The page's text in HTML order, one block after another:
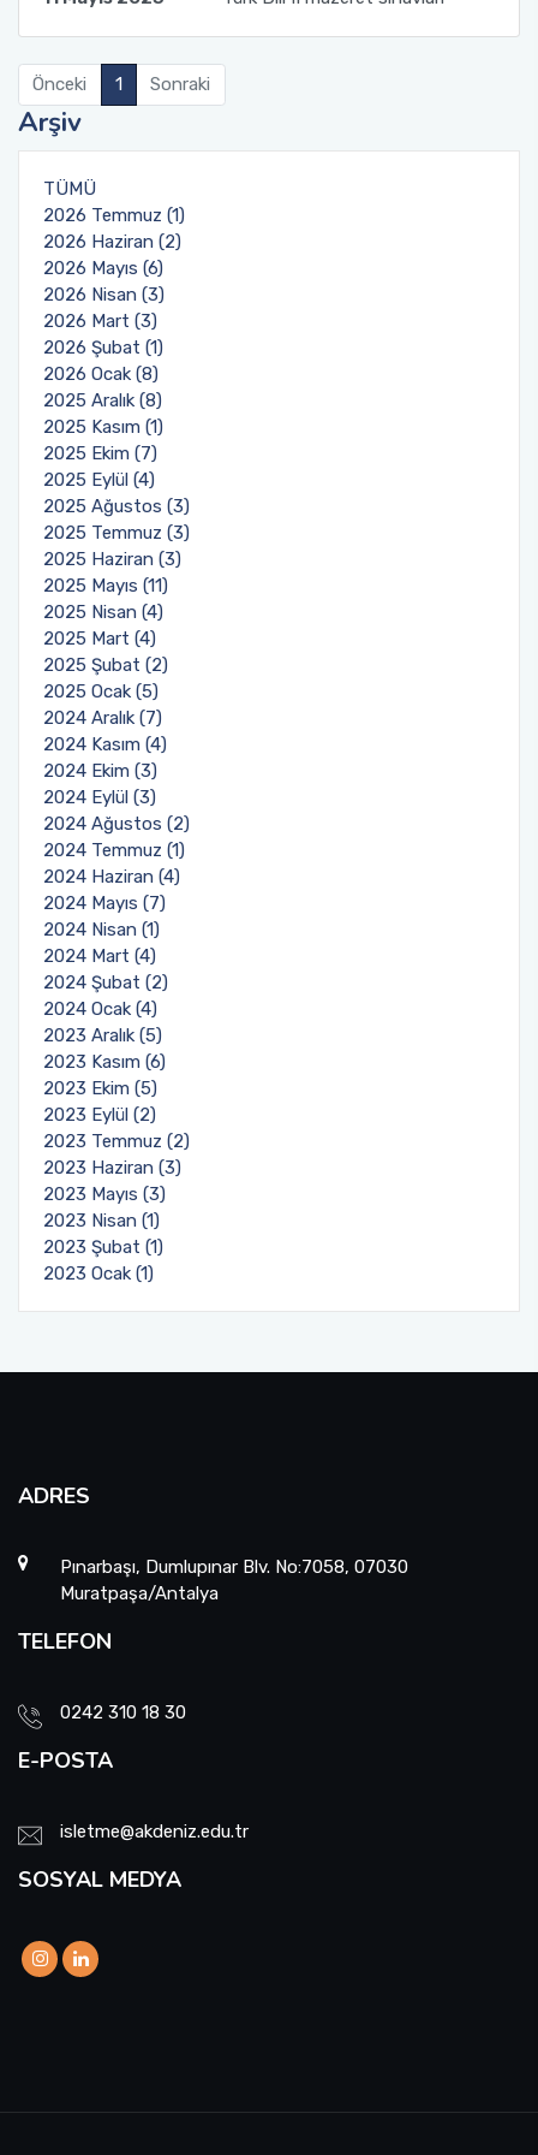
Önceki 1 Sonraki
Arşiv
TÜMÜ
2026 Temmuz (1)
2026 Haziran (2)
2026 Mayıs (6)
2026 Nisan (3)
2026 Mart (3)
2026 Şubat (1)
2026 Ocak (8)
2025 Aralık (8)
2025 Kasım (1)
2025 Ekim (7)
2025 Eylül (4)
2025 Ağustos (3)
2025 Temmuz (3)
2025 Haziran (3)
2025 Mayıs (11)
2025 Nisan (4)
2025 Mart (4)
2025 Şubat (2)
2025 Ocak (5)
2024 Aralık (7)
2024 Kasım (4)
2024 Ekim (3)
2024 Eylül (3)
2024 Ağustos (2)
2024 Temmuz (1)
2024 Haziran (4)
2024 Mayıs (7)
2024 Nisan (1)
2024 Mart (4)
2024 Şubat (2)
2024 Ocak (4)
2023 Aralık (5)
2023 Kasım (6)
2023 Ekim (5)
2023 Eylül (2)
2023 Temmuz (2)
2023 Haziran (3)
2023 Mayıs (3)
2023 Nisan (1)
2023 Şubat (1)
2023 Ocak (1)
ADRES
Pınarbaşı, Dumlupınar Blv. No:7058, 07030
Muratpaşa/Antalya
TELEFON
0242 310 18 30
E-POSTA
isletme@akdeniz.edu.tr
SOSYAL MEDYA